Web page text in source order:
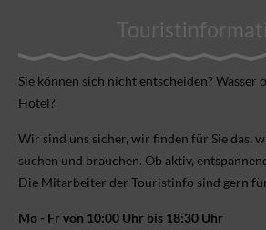
Sie können sich nicht ent­scheiden? Wasser
Hotel?
Wir sind uns sicher, wir finden für Sie das,
suchen und brauchen. Ob aktiv,
Die Mitarbeiter der Touristinfo sind gern
Mo - Fr von 10:00 Uhr bis 18:30 Uhr